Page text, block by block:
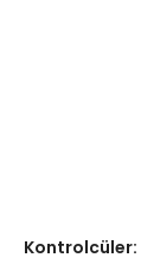
Kontrolcüler: